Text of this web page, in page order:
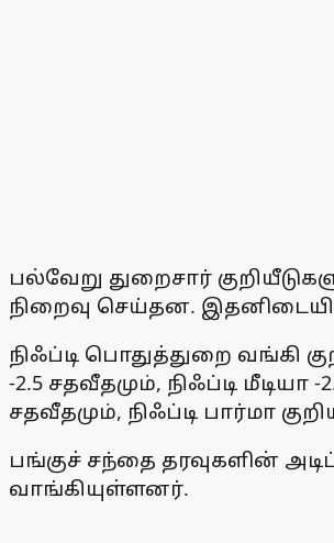
பல்வேறு துறைசார்
நிறைவு செய்தன.
நிஃப்டி பொதுத்துறை வங்கி
-2.5 சதவீதமும், நிஃப்டி
சதவீதமும், நிஃப்டி பார்மா
பங்குச் சந்தை தரவுகளின்
வாங்கியுள்ளனர்.